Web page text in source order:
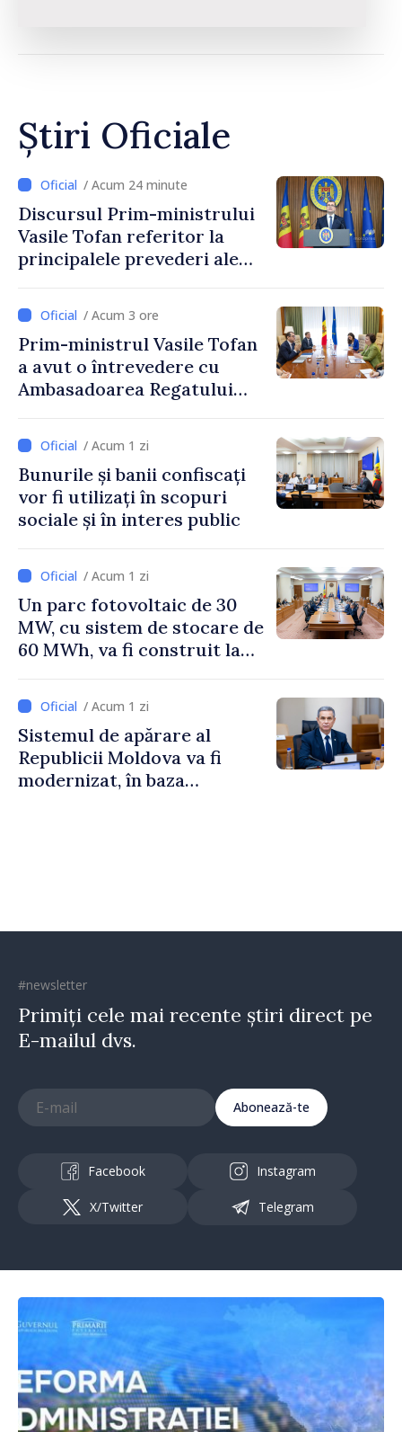
Știri Oficiale
/ Acum 24 minute
Discursul Prim-ministrului
Vasile Tofan referitor la
principalele prevederi ale
2027
/ Acum 3 ore
Prim-ministrul Vasile Tofan
a avut o întrevedere cu
Ambasadoarea Regatului
Irlandei de Nord, Fern
Horine / Acum 1 zi
Bunurile și banii confiscați
vor fi utilizați în scopuri
sociale și în interes public
/ Acum 1 zi
Un parc fotovoltaic de 30
MW, cu sistem de stocare de
60 MWh, va fi construit la
/ Acum 1 zi
Sistemul de apărare al
Republicii Moldova va fi
modernizat, în baza
#newsletter
Primiți cele mai recente știri direct pe
E-mailul dvs.
Abonează-te
Facebook Instagram
X/Twitter Telegram